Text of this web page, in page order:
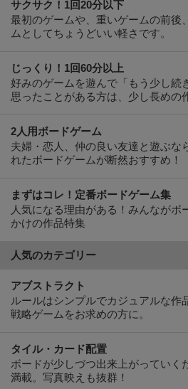
サクサク！1回20分以下
最初のゲームや、重いゲームの前後
ムとしてちょうどいい軽さです。
じっくり！1回60分以上
好みのゲームを遊んで「もう少し続
思ったことがある方は、少し長めの
2人用ボードゲーム
夫婦・恋人、仲の良い友達と遊ぶな
れたボードゲームが断然おすすめ！
まずはコレ！定番ボードゲーム集
人気になる理由がある！みんながボ
かけの作品特集
人気のカテゴリー
アブストラクト
ルールはシンプルでカジュアルな作
戦略ゲームをお求めの方に。
タイル・カード配置
ボードが少しづつ出来上がっていく
満載。写真映えも抜群！